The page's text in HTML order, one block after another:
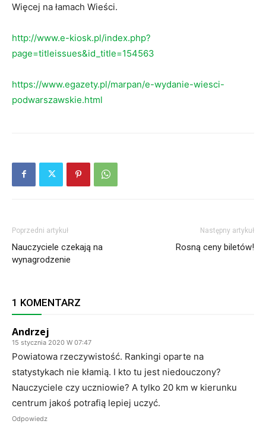
Więcej na łamach Wieści.
http://www.e-kiosk.pl/index.php?
page=titleissues&id_title=154563
https://www.egazety.pl/marpan/e-wydanie-wiesci-
podwarszawskie.html
Poprzedni artykuł
Nauczyciele czekają na
wynagrodzenie
Następny artykuł
Rosną ceny biletów!
1 KOMENTARZ
Andrzej
15 stycznia 2020 W 07:47
Powiatowa rzeczywistość. Rankingi oparte na
statystykach nie kłamią. I kto tu jest niedouczony?
Nauczyciele czy uczniowie? A tylko 20 km w kierunku
centrum jakoś potrafią lepiej uczyć.
Odpowiedz